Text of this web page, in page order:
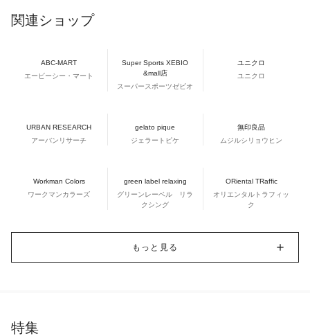
関連ショップ
ABC-MART
エービーシー・マート
Super Sports XEBIO
&mall店
スーパースポーツゼビオ
ユニクロ
ユニクロ
URBAN RESEARCH
アーバンリサーチ
gelato pique
ジェラートピケ
無印良品
ムジルシリョウヒン
Workman Colors
ワークマンカラーズ
green label relaxing
グリーンレーベル リラ
クシング
ORiental TRaffic
オリエンタルトラフィッ
ク
もっと見る
特集